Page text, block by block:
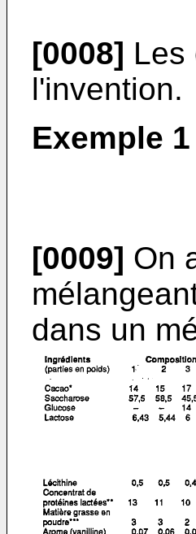
[0008] Les
l'invention.
Exemple 1
[0009] On
dans un